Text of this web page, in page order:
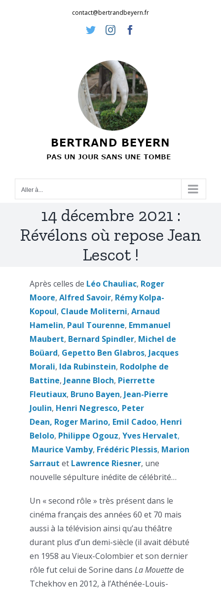
contact@bertrandbeyern.fr
TwitterInstagram
Aller à...
14 décembre 2021 :
Révélons où repose Jean
Lescot !
Après celles de Léo Chauliac, Roger
Moore, Alfred Savoir, Rémy Kolpa-
Kopoul, Claude Moliterni, Arnaud
Hamelin, Paul Tourenne, Emmanuel
Maubert, Bernard Spindler, Michel de
Boüard, Gepetto Ben Glabros, Jacques
Morali, Ida Rubinstein, Rodolphe de
Battine, Jeanne Bloch, Pierrette
Fleutiaux, Bruno Bayen, Jean-Pierre
Joulin, Henri Negresco, Peter
Dean, Roger Marino, Emil Cadoo, Henri
Belolo, Philippe Ogouz, Yves Hervalet,
Maurice Vamby, Frédéric Plessis, Marion
Sarraut et Lawrence Riesner, une
nouvelle sépulture inédite de célébrité…
Un « second rôle » très présent dans le
cinéma français des années 60 et 70 mais
aussi à la télévision ainsi qu’au théâtre
durant plus d’un demi-siècle (il avait débuté
en 1958 au Vieux-Colombier et son dernier
rôle fut celui de Sorine dans La Mouettede
Tchekhov en 2012, à l’Athénée-Louis-